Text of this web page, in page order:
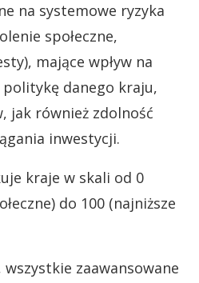
na systemowe ryzyka
społeczne,
mające wpływ na
danego kraju,
jak również zdolność
inwestycji.
kraje w skali od 0
do 100 (najniższe
zaawansowane